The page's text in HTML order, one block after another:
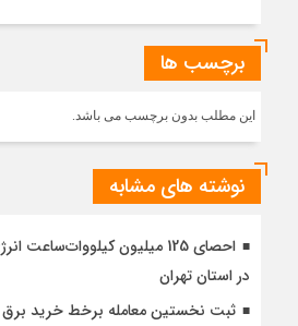
برچسب ها
این مطلب بدون برچسب می باشد.
نوشته های مشابه
احصای 125 میلیون
در استان تهران
ثبت نخستین معامله برخط خرید